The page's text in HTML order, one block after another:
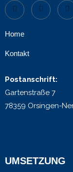
Home
Kontakt
Postanschrift:
Gartenstraße 7
78359 Orsingen-
UMSETZUNG